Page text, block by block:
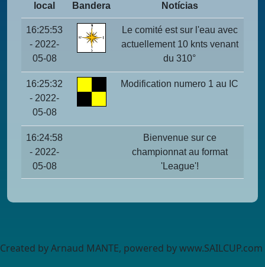
local
Bandera Notícias
16:25:53
- 2022-
05-08
Le comité est sur l'eau avec
actuellement 10 knts venant
du 310°
16:25:32
- 2022-
05-08
Modification numero 1 au IC
16:24:58
- 2022-
05-08
Bienvenue sur ce
championnat au format
'League'!
Created by Arnaud MANTE, powered by www.SAILCUP.com